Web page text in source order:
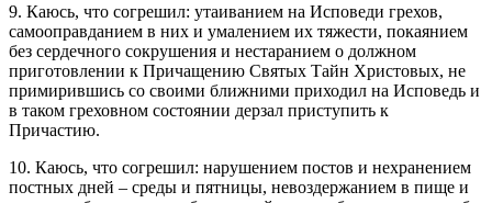
9. Каюсь, что согрешил: утаиванием на Исповеди грехов,
самооправданием в них и умалением их тяжести, покаянием
без сердечного сокрушения и нестаранием о должном
приготовлении к Причащению Святых Тайн Христовых, не
примирившись со своими ближними приходил на Исповедь и
в таком греховном состоянии дерзал приступить к
Причастию.
10. Каюсь, что согрешил: нарушением постов и нехранением
постных дней – среды и пятницы, невоздержанием в пище и